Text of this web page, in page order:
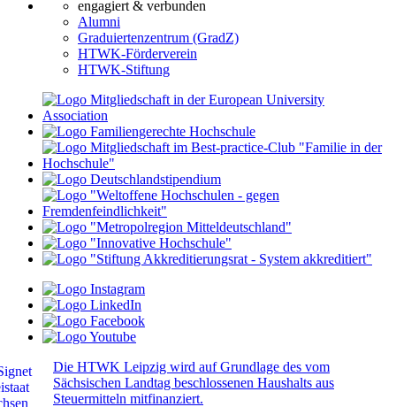
engagiert & verbunden
Alumni
Graduiertenzentrum (GradZ)
HTWK-Förderverein
HTWK-Stiftung
Die HTWK Leipzig wird auf Grundlage des vom
Sächsischen Landtag beschlossenen Haushalts aus
Steuermitteln mitfinanziert.